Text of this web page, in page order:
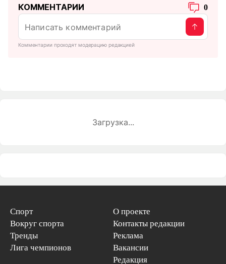
КОММЕНТАРИИ 0
Комментарии проходят модерацию редакцией
Загрузка...
Спорт
Вокруг спорта
Тренды
Лига чемпионов
О проекте
Контакты редакции
Реклама
Вакансии
Редакция